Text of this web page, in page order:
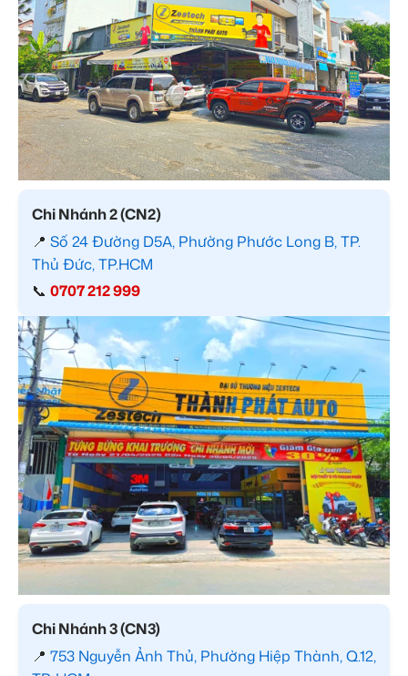
Chi Nhánh 2 (CN2)
📍 Số 24 Đường D5A, Phường Phước Long B, TP.
Thủ Đức, TP.HCM
📞 0707 212 999
Chi Nhánh 3 (CN3)
📍 753 Nguyễn Ảnh Thủ, Phường Hiệp Thành, Q.12,